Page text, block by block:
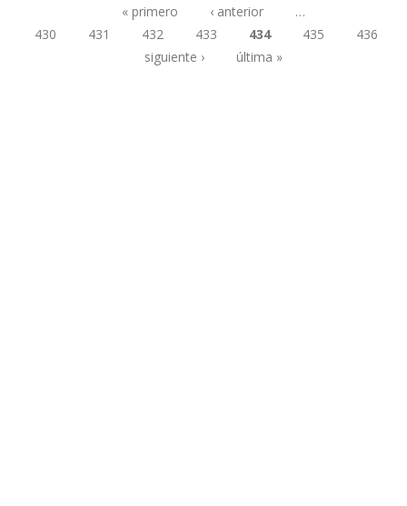
Páginas
« primero ‹ anterior
…
430
431 432 433 434 435
436
siguiente ›
última »